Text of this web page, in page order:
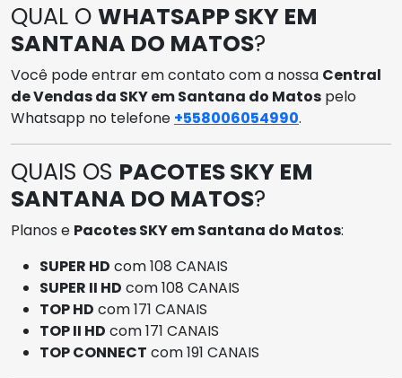
QUAL O WHATSAPP SKY EM
SANTANA DO MATOS?
Você pode entrar em contato com a nossa Central
de Vendas da SKY em Santana do Matos pelo
Whatsapp no telefone +558006054990.
QUAIS OS PACOTES SKY EM
SANTANA DO MATOS?
Planos e Pacotes SKY em Santana do Matos:
SUPER HD com 108 CANAIS
SUPER II HD com 108 CANAIS
TOP HD com 171 CANAIS
TOP II HD com 171 CANAIS
TOP CONNECT com 191 CANAIS